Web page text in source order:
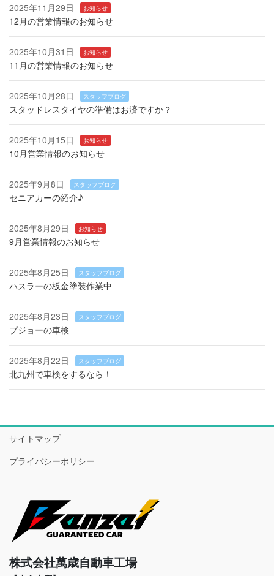
2025年11月29日 お知らせ
12月の営業情報のお知らせ
2025年10月31日 お知らせ
11月の営業情報のお知らせ
2025年10月28日 スタッフブログ
スタッドレスタイヤの準備はお済ですか？
2025年10月15日 お知らせ
10月営業情報のお知らせ
2025年9月8日 スタッフブログ
セニアカーの紹介♪
2025年8月29日 お知らせ
9月営業情報のお知らせ
2025年8月25日 スタッフブログ
ハスラーの板金塗装作業中
2025年8月23日 スタッフブログ
プジョーの車検
2025年8月22日 スタッフブログ
北九州で車検をするなら！
サイトマップ
プライバシーポリシー
株式会社萬歳自動車工場